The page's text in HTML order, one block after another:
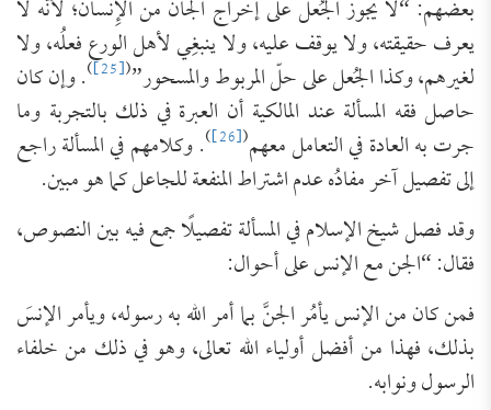
بعضهم: “لا يجوز الجُعل على إخراج الجانّ من الإِنسان؛ لأنَّه لا
يعرف حقيقته، ولا يوقف عليه، ولا ينبغِي لأهل الورع فعلُه، ولا
لغيرهم، وكذا الجُعل على حلّ المربوط والمسحور”(
[25]
). وإن كان
حاصل فقه المسألة عند المالكية أن العبرة في ذلك بالتجربة وما
جرت به العادة في التعامل معهم(
[26]
). وكلامهم في المسألة راجع
إلى تفصيل آخر مفادُه عدم اشتراط المنفعة للجاعل كما هو مبين.
وقد فصل شيخ الإسلام في المسألة تفصيلًا جمع فيه بين النصوص،
فقال: “الجن مع الإنس على أحوال:
‌فمن ‌كان ‌من ‌الإنس ‌يأمُر ‌الجنَّ ‌بما ‌أمر ‌الله ‌به رسوله، ويأمر الإنسَ
بذلك، فهذا من أفضل أولياء الله تعالى، وهو في ذلك من خلفاء
الرسول ونوابه.